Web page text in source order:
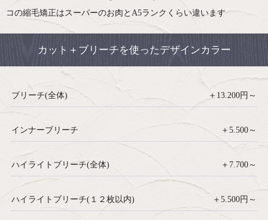
コの縮毛矯正はスーパーのお肉とA5ランクくらい違います
カット＋ブリーチを使ったデザインカラー
ブリーチ(全体) ＋13.200円～
インナーブリーチ ＋5.500～
ハイライトブリーチ(全体) ＋7.700～
ハイライトブリーチ(１２枚以内) ＋5.500円～